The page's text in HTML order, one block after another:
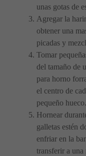
unas gotas de
Agregar la
obtener una
picadas y
Tomar
del tamaño de
para horno
el centro de
pequeño hueco.
Hornear
galletas estén
enfriar en la
transferir a